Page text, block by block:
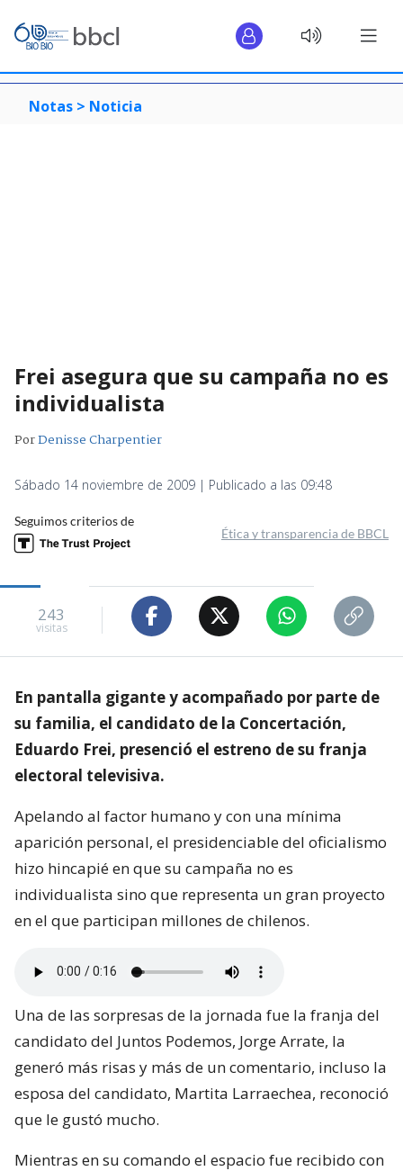
Notas > Noticia
Frei asegura que su campaña no es
individualista
PorDenisse Charpentier
Sábado 14 noviembre de 2009 | Publicado a las 09:48
Seguimos criterios de
Ética y transparencia de BBCL
243
visitas
En pantalla gigante y acompañado por parte de
su familia, el candidato de la Concertación,
Eduardo Frei, presenció el estreno de su franja
electoral televisiva.
Apelando al factor humano y con una mínima
aparición personal, el presidenciable del oficialismo
hizo hincapié en que su campaña no es
individualista sino que representa un gran proyecto
en el que participan millones de chilenos.
Una de las sorpresas de la jornada fue la franja del
candidato del Juntos Podemos, Jorge Arrate, la
generó más risas y más de un comentario, incluso la
esposa del candidato, Martita Larraechea, reconoció
que le gustó mucho.
Mientras en su comando el espacio fue recibido con